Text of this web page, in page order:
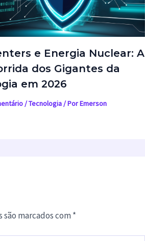
e Energia Nuclear: A
dos Gigantes da
em 2026
/Tecnologia/ PorEmerson
marcados com*